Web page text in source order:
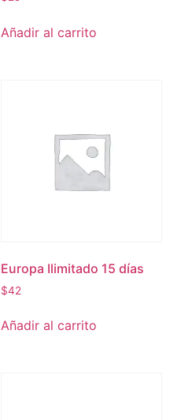
Añadir al carrito
Europa Ilimitado 15 días
$42
Añadir al carrito